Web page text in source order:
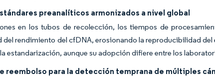
preanalíticos armonizados a nivel global
en los tubos de recolección, los tiempos de
rendimiento del cfDNA, erosionando la reproducibilidad del
estandarización, aunque su adopción difiere entre los
reembolso para la detección temprana de múltiples